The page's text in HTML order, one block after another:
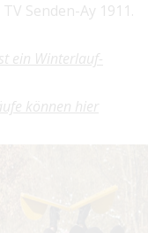
Senden-Ay 1911.
ein Winterlauf-
können hier